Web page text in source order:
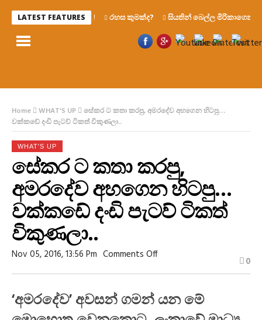
LATEST FEATURES රහස කුමක්ද? සියතින් බෙල්ල මිරිකාගෙන
Home WHAT'S UP
සේකර ට කතා කරපු, අමරදේව අහගෙන හිටපු…
වක්කඩේ දංඩි පැටව් ටිකත් විකුණලා..
WHAT'S UP
සේකර ට කතා කරපු,
අමරදේව අහගෙන හිටපු…
වක්කඩේ දංඩි පැටව් ටිකත්
විකුණලා..
Nov 05, 2016, 13:56 Pm Comments OffOn
ට
අමරදේව
0
‘අමරදේව’ අවසන් ගමන් යන මේ